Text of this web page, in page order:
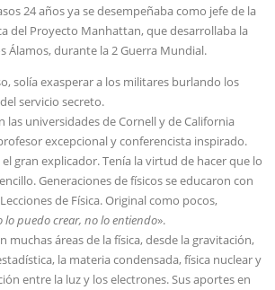
24 años ya se desempeñaba como jefe de la
del Proyecto Manhattan, que desarrollaba la
Álamos, durante la 2 Guerra Mundial.
solía exasperar a los militares burlando los
servicio secreto.
las universidades de Cornell y de California
excepcional y conferencista inspirado.
gran explicador. Tenía la virtud de hacer que lo
Generaciones de físicos se educaron con
de Física. Original como pocos,
lo puedo crear, no lo entiendo».
muchas áreas de la física, desde la gravitación,
la materia condensada, física nuclear y
entre la luz y los electrones. Sus aportes en